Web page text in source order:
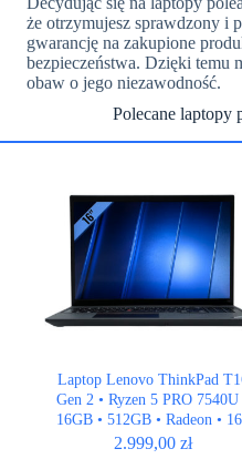
że otrzymujesz sprawdzony i
gwarancję na zakupione
bezpieczeństwa. Dzięki temu
obaw o jego niezawodność.
Polecane laptopy
Laptop Lenovo ThinkPad
Gen 2 • Ryzen 5 PRO 7540U
16GB • 512GB • Radeon •
Full HD+ • LTE
2.999,00 zł